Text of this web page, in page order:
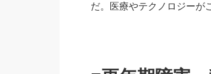
だ。医療やテクノロジーが